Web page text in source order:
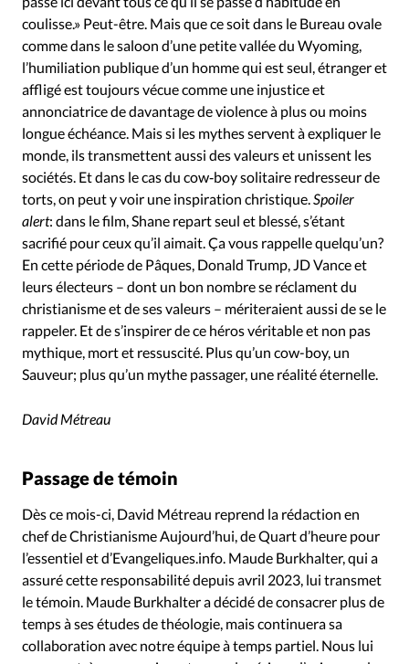
coulisse.» Peut-être. Mais que ce soit dans le Bureau ovale
comme dans le saloon d’une petite vallée du Wyoming,
l’humiliation publique d’un homme qui est seul, étranger et
affligé est toujours vécue comme une injustice et
annonciatrice de davantage de violence à plus ou moins
longue échéance. Mais si les mythes servent à expliquer le
monde, ils transmettent aussi des valeurs et unissent les
sociétés. Et dans le cas du cow‑boy solitaire redresseur de
torts, on peut y voir une inspiration christique. Spoiler
alert: dans le film, Shane repart seul et blessé, s’étant
sacrifié pour ceux qu’il aimait. Ça vous rappelle quelqu’un?
En cette période de Pâques, Donald Trump, JD Vance et
leurs électeurs – dont un bon nombre se réclament du
christianisme et de ses valeurs – mériteraient aussi de se le
rappeler. Et de s’inspirer de ce héros véritable et non pas
mythique, mort et ressuscité. Plus qu’un cow-boy, un
Sauveur; plus qu’un mythe passager, une réalité éternelle.
David Métreau
Passage de témoin
Dès ce mois-ci, David Métreau reprend la rédaction en
chef de Christianisme Aujourd’hui, de Quart d’heure pour
l’essentiel et d’Evangeliques.info. Maude Burkhalter, qui a
assuré cette responsabilité depuis avril 2023, lui transmet
le témoin. Maude Burkhalter a décidé de consacrer plus de
temps à ses études de théologie, mais continuera sa
collaboration avec notre équipe à temps partiel. Nous lui